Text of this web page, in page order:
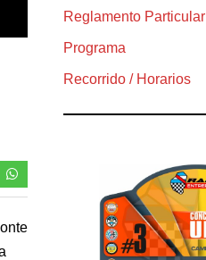
Reglamento Particular
Programa
Recorrido / Horarios